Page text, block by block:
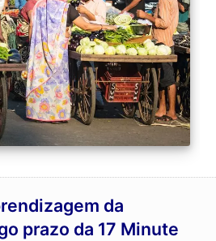
da
prazo da 17 Minute